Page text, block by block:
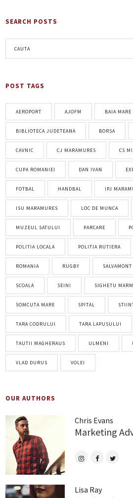
SEARCH POSTS
POST TAGS
AEROPORT AJOFM BAIA MARE
BIBLIOTECA JUDETEANA BORSA
CAVNIC CJ MARAMURES CS
CUPA ROMANIEI DAN IVAN
FOTBAL HANDBAL IPJ
ISU MARAMURES LOC DE MUNCA
MUZEUL SATULUI PARCARE
POLITIA LOCALA POLITIA RUTIERA
ROMANIA RUGBY SALVAMONT
SCOALA SEINI SIGHETU
SOMCUTA MARE SPITAL
TARA CODRULUI TARA LAPUSULUI
TAUTII MAGHERAUS ULMENI
VLAD DURUS VOLEI
OUR AUTHORS
Chris Evans
Marketing
Lisa Ray